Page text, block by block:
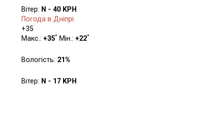
Вітер: N - 40 KPH
Погода в Дніпрі
+35
Макс.: +35° Мін.: +22°
Вологість: 21%
Вітер: N - 17 KPH